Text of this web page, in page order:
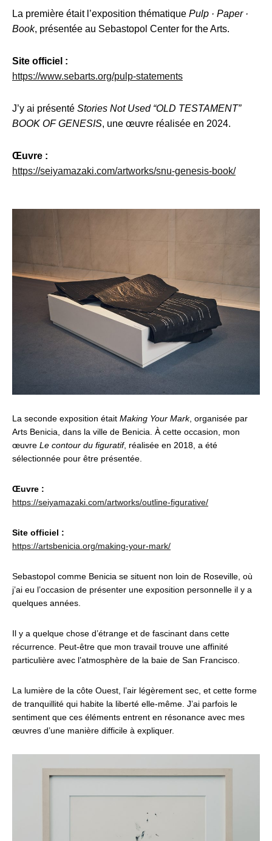
La première était l’exposition thématique Pulp · Paper ·
Book, présentée au Sebastopol Center for the Arts.
Site officiel :
https://www.sebarts.org/pulp-statements
J’y ai présenté Stories Not Used “OLD TESTAMENT”
BOOK OF GENESIS, une œuvre réalisée en 2024.
Œuvre :
https://seiyamazaki.com/artworks/snu-genesis-book/
La seconde exposition était Making Your Mark, organisée par
Arts Benicia, dans la ville de Benicia. À cette occasion, mon
œuvre Le contour du figuratif, réalisée en 2018, a été
sélectionnée pour être présentée.
Œuvre :
https://seiyamazaki.com/artworks/outline-figurative/
Site officiel :
https://artsbenicia.org/making-your-mark/
Sebastopol comme Benicia se situent non loin de Roseville, où
j’ai eu l’occasion de présenter une exposition personnelle il y a
quelques années.
Il y a quelque chose d’étrange et de fascinant dans cette
récurrence. Peut-être que mon travail trouve une affinité
particulière avec l’atmosphère de la baie de San Francisco.
La lumière de la côte Ouest, l’air légèrement sec, et cette forme
de tranquillité qui habite la liberté elle-même. J’ai parfois le
sentiment que ces éléments entrent en résonance avec mes
œuvres d’une manière difficile à expliquer.